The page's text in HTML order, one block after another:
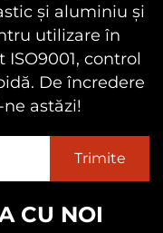
și aluminiu și
utilizare în
control
De încredere
astăzi!
CU NOI